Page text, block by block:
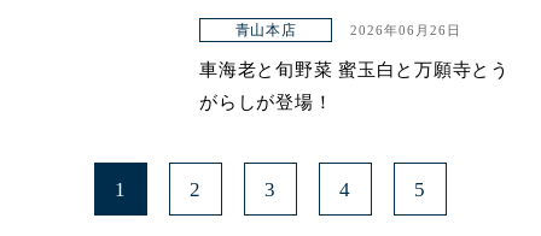
青山本店 2026年06月26日
車海老と旬野菜 蜜玉白と万願寺とう
がらしが登場！
1 2 3 4 5